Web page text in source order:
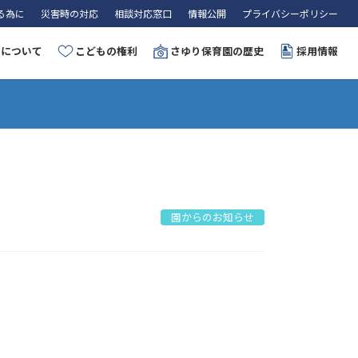
為に 災害時の対応 相談対応窓口 情報公開 プライバシーポリシー
ついて こどもの権利 さゆり保育園の歴史 採用情報
園からのお知らせ